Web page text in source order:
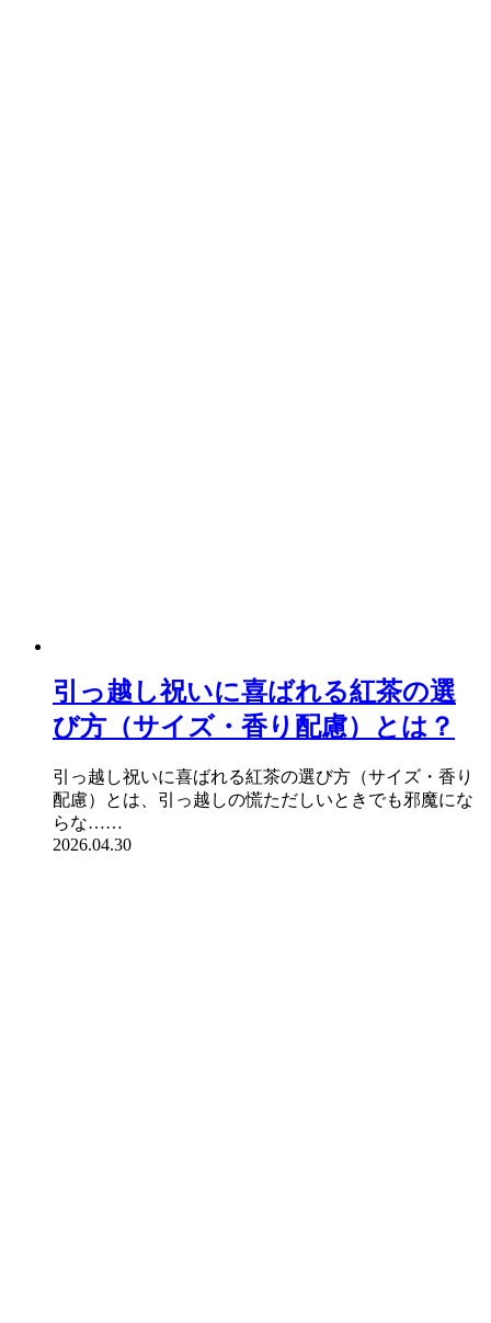
引っ越し祝いに喜ばれる紅茶の選
び方（サイズ・香り配慮）とは？
引っ越し祝いに喜ばれる紅茶の選び方（サイズ・香り
配慮）とは、引っ越しの慌ただしいときでも邪魔にな
らな……
2026.04.30